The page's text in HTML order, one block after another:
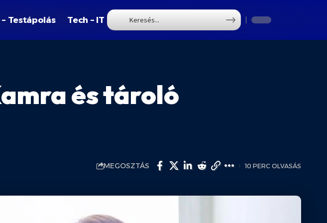
Testápolás Tech – IT
és tároló
MEGOSZTÁS 10 PERC OLVASÁS